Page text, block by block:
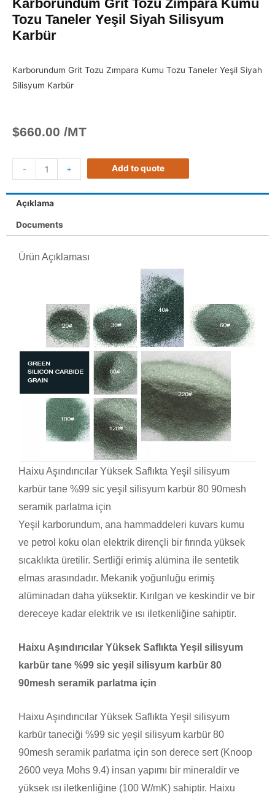
Karborundum Grit Tozu Zımpara Kumu
Tozu Taneler Yeşil Siyah Silisyum
Karbür
Karborundum Grit Tozu Zımpara Kumu Tozu Taneler Yeşil Siyah
Silisyum Karbür
$660.00 /MT
- + Add to quote
Açıklama
Documents
Ürün Açıklaması
Haixu Aşındırıcılar Yüksek Saflıkta Yeşil silisyum
karbür tane %99 sic yeşil silisyum karbür 80 90mesh
seramik parlatma için
Yeşil karborundum, ana hammaddeleri kuvars kumu
ve petrol koku olan elektrik dirençli bir fırında yüksek
sıcaklıkta üretilir. Sertliği erimiş alümina ile sentetik
elmas arasındadır. Mekanik yoğunluğu erimiş
alüminadan daha yüksektir. Kırılgan ve keskindir ve bir
dereceye kadar elektrik ve ısı iletkenliğine sahiptir.
Haixu Aşındırıcılar Yüksek Saflıkta Yeşil silisyum
karbür tane %99 sic yeşil silisyum karbür 80
90mesh seramik parlatma için
Haixu Aşındırıcılar Yüksek Saflıkta Yeşil silisyum
karbür taneciği %99 sic yeşil silisyum karbür 80
90mesh seramik parlatma için son derece sert (Knoop
2600 veya Mohs 9.4) insan yapımı bir mineraldir ve
yüksek ısı iletkenliğine (100 W/mK) sahiptir. Haixu